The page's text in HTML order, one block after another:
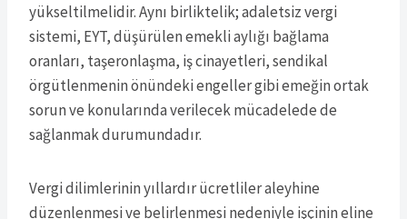
yükseltilmelidir. Aynı birliktelik; adaletsiz vergi
sistemi, EYT, düşürülen emekli aylığı bağlama
oranları, taşeronlaşma, iş cinayetleri, sendikal
örgütlenmenin önündeki engeller gibi emeğin ortak
sorun ve konularında verilecek mücadelede de
sağlanmak durumundadır.
Vergi dilimlerinin yıllardır ücretliler aleyhine
düzenlenmesi ve belirlenmesi nedeniyle işçinin eline